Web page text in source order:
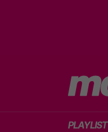
PLAYLIST